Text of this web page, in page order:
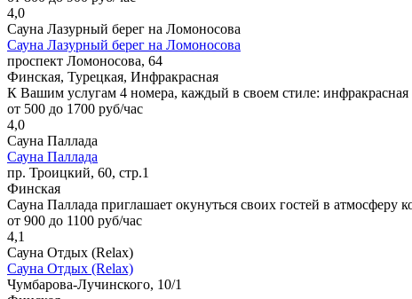
4,0
Сауна Лазурный берег на Ломоносова
Сауна Лазурный берег на Ломоносова
проспект Ломоносова, 64
Финская, Турецкая, Инфракрасная
К Вашим услугам 4 номера, каждый в своем стиле:
от 500 до 1700 руб/час
4,0
Сауна Паллада
Сауна Паллада
пр. Троицкий, 60, стр.1
Финская
Сауна Паллада приглашает окунуться своих гостей в
от 900 до 1100 руб/час
4,1
Сауна Отдых (Relax)
Сауна Отдых (Relax)
Чумбарова-Лучинского, 10/1